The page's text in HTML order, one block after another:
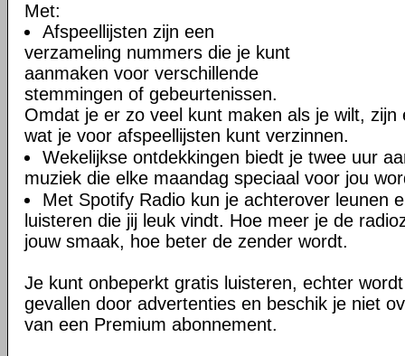
Met:
Afspeellijsten zijn een
verzameling nummers die je kunt
aanmaken voor verschillende
stemmingen of gebeurtenissen.
Omdat je er zo veel kunt maken als je wilt, zijn
wat je voor afspeellijsten kunt verzinnen.
Wekelijkse ontdekkingen biedt je twee uur
muziek die elke maandag speciaal voor jou
Met Spotify Radio kun je achterover leunen
luisteren die jij leuk vindt. Hoe meer je de
jouw smaak, hoe beter de zender wordt.
Je kunt onbeperkt gratis luisteren, echter
gevallen door advertenties en beschik je niet
van een Premium abonnement.